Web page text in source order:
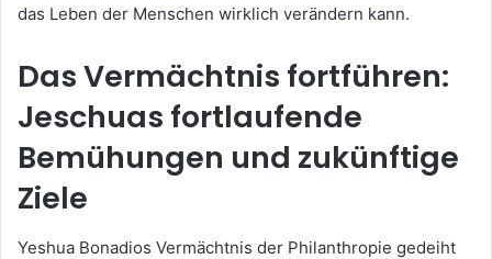
das Leben der Menschen wirklich verändern kann.
Das Vermächtnis fortführen:
Jeschuas fortlaufende
Bemühungen und zukünftige
Ziele
Yeshua Bonadios Vermächtnis der Philanthropie gedeiht